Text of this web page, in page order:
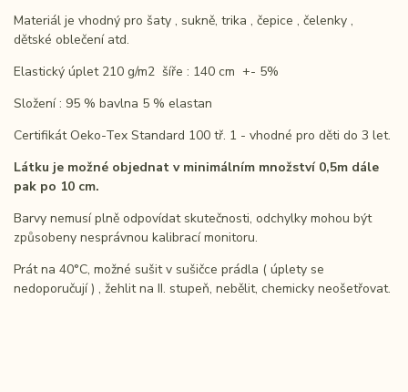
Materiál je vhodný pro šaty , sukně, trika , čepice , čelenky ,
dětské oblečení atd.
Elastický úplet 210 g/m2 šíře : 140 cm +- 5%
Složení : 95 % bavlna 5 % elastan
Certifikát Oeko-Tex Standard 100 tř. 1 - vhodné pro děti do 3 let.
Látku je možné objednat v minimálním množství 0,5m dále
pak po 10 cm.
Barvy nemusí plně odpovídat skutečnosti, odchylky mohou být
způsobeny nesprávnou kalibrací monitoru.
Prát na 40°C, možné sušit v sušičce prádla ( úplety se
nedoporučují ) , žehlit na II. stupeň, nebělit, chemicky neošetřovat.